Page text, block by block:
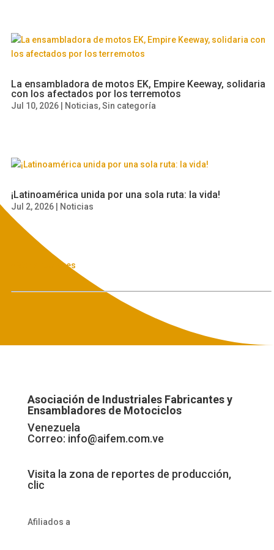
La ensambladora de motos EK, Empire Keeway, solidaria
con los afectados por los terremotos
Jul 10, 2026 Noticias,Sin categoría
¡Latinoamérica unida por una sola ruta: la vida!
Jul 2, 2026 Noticias
« Ver Anteriores
Asociación de Industriales Fabricantes y
Ensambladores de Motociclos
Venezuela
Correo: info@aifem.com.ve
Visita la zona de reportes de producción,
clic
Afiliados a